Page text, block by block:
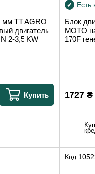
мм TT AGRO
двигатель
2-3,5 KW
Купить
Есть
Блок
MOTO
170F
1727₴
Код